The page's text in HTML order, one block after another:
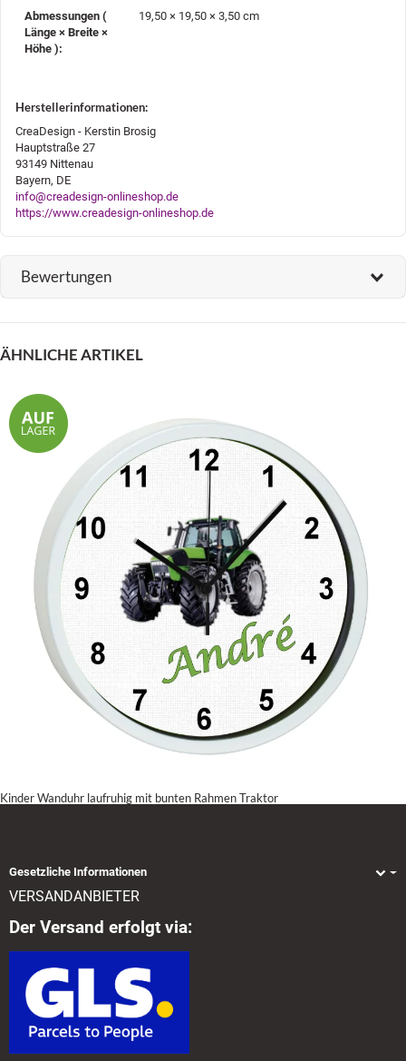
Abmessungen (
Länge × Breite ×
Höhe )‍:
19,50 × 19,50 × 3,50 cm
Herstellerinformationen:
CreaDesign - Kerstin Brosig
Hauptstraße 27
93149 Nittenau
Bayern, DE
info@creadesign-onlineshop.de
https://www.creadesign-onlineshop.de
Bewertungen
ÄHNLICHE ARTIKEL
Kinder Wanduhr laufruhig mit bunten Rahmen Traktor
Gesetzliche Informationen
VERSANDANBIETER
Der Versand erfolgt via: